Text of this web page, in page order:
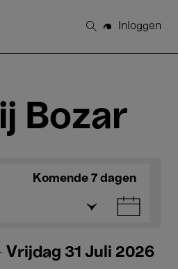
Zoeken
Inloggen
Bozar
Komende 7 dagen
Vrijdag 31 Juli 2026